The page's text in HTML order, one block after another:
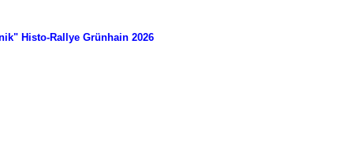
Histo-Rallye Grünhain 2026